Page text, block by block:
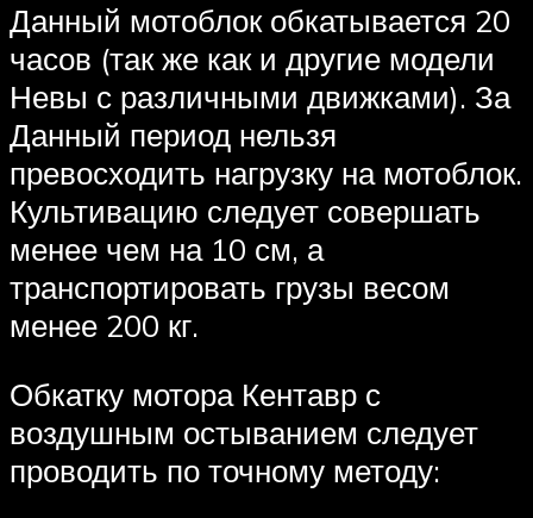
Данный мотоблок обкатывается 20
часов (так же как и другие модели
Невы с различными движками). За
Данный период нельзя
превосходить нагрузку на мотоблок.
Культивацию следует совершать
менее чем на 10 см, а
транспортировать грузы весом
менее 200 кг.
Обкатку мотора Кентавр с
воздушным остыванием следует
проводить по точному методу: